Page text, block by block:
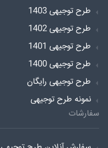
طرح توجیهی 1403
طرح توجیهی 1402
طرح توجیهی 1401
طرح توجیهی 1400
طرح توجیهی رایگان
نمونه طرح توجیهی
سفارشات